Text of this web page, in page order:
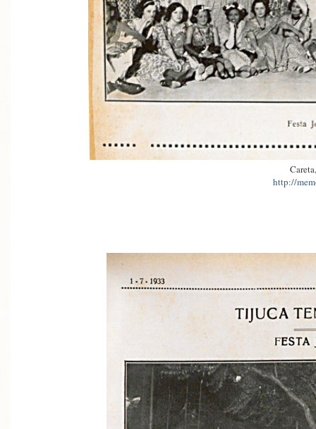
http://